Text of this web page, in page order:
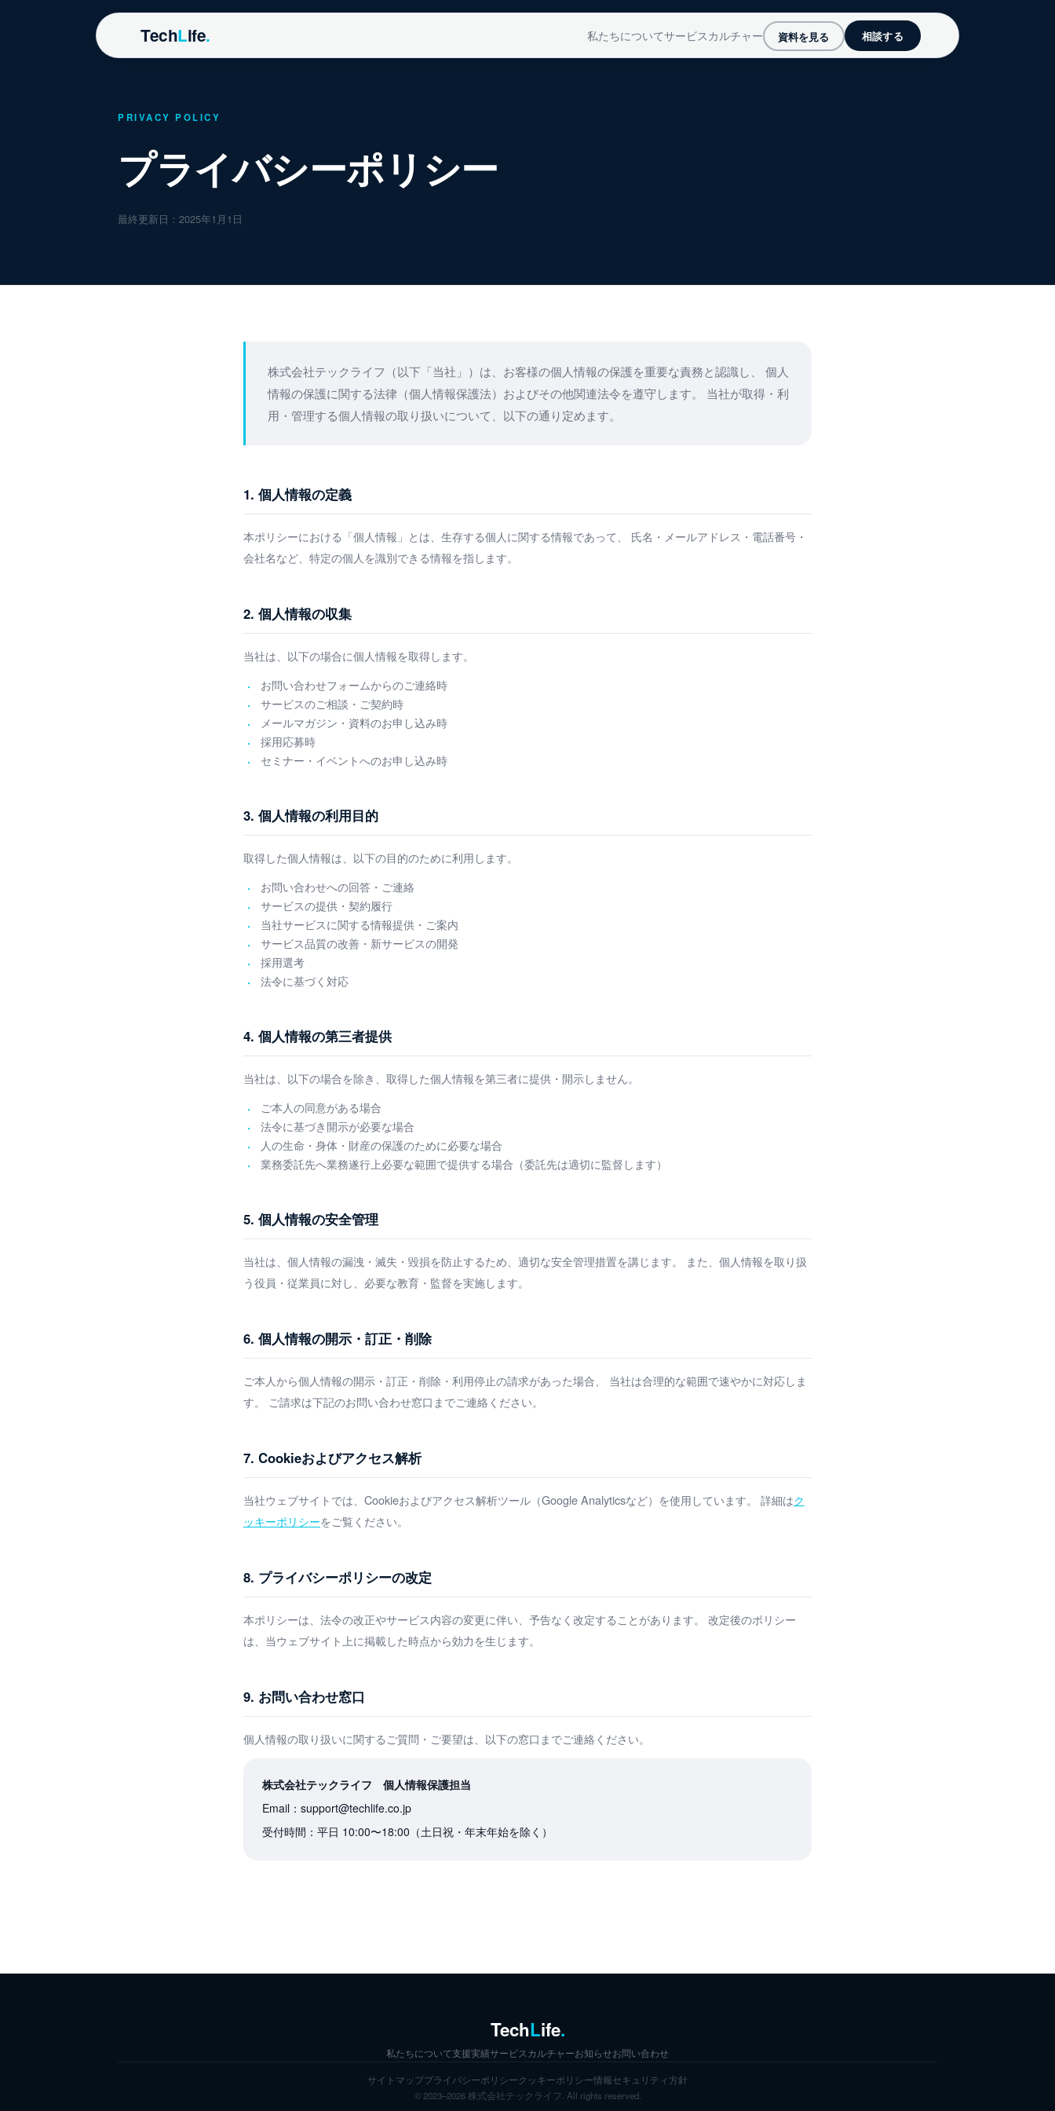
TechLife. 私たちについてサービス カルチャー 資料を見る 相談する
PRIVACY POLICY
プライバシーポリシー
最終更新日：2025年1月1日
株式会社テックライフ（以下「当社」）は、お客様の個人情報の保護を重要な責務と認識し、 個人
情報の保護に関する法律（個人情報保護法）およびその他関連法令を遵守します。 当社が取得・利
用・管理する個人情報の取り扱いについて、以下の通り定めます。
1. 個人情報の定義
本ポリシーにおける「個人情報」とは、生存する個人に関する情報であって、 氏名・メールアドレス・電話番号・
会社名など、特定の個人を識別できる情報を指します。
2. 個人情報の収集
当社は、以下の場合に個人情報を取得します。
お問い合わせフォームからのご連絡時
サービスのご相談・ご契約時
メールマガジン・資料のお申し込み時
採用応募時
セミナー・イベントへのお申し込み時
3. 個人情報の利用目的
取得した個人情報は、以下の目的のために利用します。
お問い合わせへの回答・ご連絡
サービスの提供・契約履行
当社サービスに関する情報提供・ご案内
サービス品質の改善・新サービスの開発
採用選考
法令に基づく対応
4. 個人情報の第三者提供
当社は、以下の場合を除き、取得した個人情報を第三者に提供・開示しません。
ご本人の同意がある場合
法令に基づき開示が必要な場合
人の生命・身体・財産の保護のために必要な場合
業務委託先へ業務遂行上必要な範囲で提供する場合（委託先は適切に監督します）
5. 個人情報の安全管理
当社は、個人情報の漏洩・滅失・毀損を防止するため、適切な安全管理措置を講じます。 また、個人情報を取り扱
う役員・従業員に対し、必要な教育・監督を実施します。
6. 個人情報の開示・訂正・削除
ご本人から個人情報の開示・訂正・削除・利用停止の請求があった場合、 当社は合理的な範囲で速やかに対応しま
す。 ご請求は下記のお問い合わせ窓口までご連絡ください。
7. Cookieおよびアクセス解析
当社ウェブサイトでは、Cookieおよびアクセス解析ツール（Google Analyticsなど）を使用しています。 詳細はク
ッキーポリシーをご覧ください。
8. プライバシーポリシーの改定
本ポリシーは、法令の改正やサービス内容の変更に伴い、予告なく改定することがあります。 改定後のポリシー
は、当ウェブサイト上に掲載した時点から効力を生じます。
9. お問い合わせ窓口
個人情報の取り扱いに関するご質問・ご要望は、以下の窓口までご連絡ください。
株式会社テックライフ 個人情報保護担当
Email：support@techlife.co.jp
受付時間：平日 10:00〜18:00（土日祝・年末年始を除く）
TechLife.
私たちについて支援実績サービスカルチャーお知らせお問い合わせ
サイトマッププライバシーポリシークッキーポリシー情報セキュリティ方針
© 2023–2026 株式会社テックライフ. All rights reserved.